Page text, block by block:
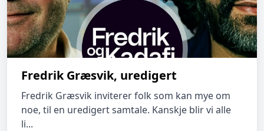
Fredrik Græsvik, uredigert
Fredrik Græsvik inviterer folk som kan mye om
noe, til en uredigert samtale. Kanskje blir vi alle
li...